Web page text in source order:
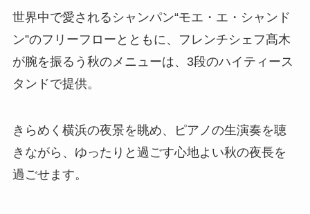
世界中で愛されるシャンパン“モエ・エ・シャンド
ン”のフリーフローとともに、フレンチシェフ髙木
が腕を振るう秋のメニューは、3段のハイティース
タンドで提供。
きらめく横浜の夜景を眺め、ピアノの生演奏を聴
きながら、ゆったりと過ごす心地よい秋の夜長を
過ごせます。